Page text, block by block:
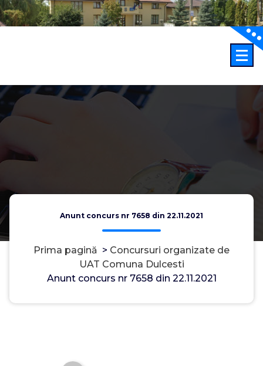
Sari
la
Anunt concurs nr 7658 din 22.11.2021
Prima pagină > Concursuri organizate de
UAT Comuna Dulcesti
Anunt concurs nr 7658 din 22.11.2021